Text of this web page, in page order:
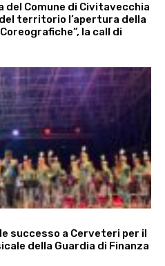
del Comune di Civitavecchia
territorio l’apertura della
la call di
successo a Cerveteri per il
della Guardia di Finanza